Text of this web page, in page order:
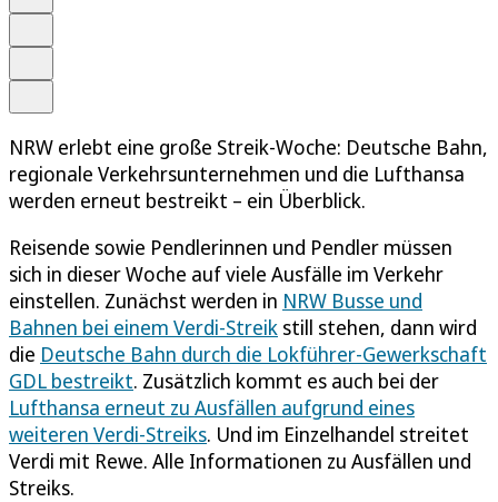
NRW erlebt eine große Streik-Woche: Deutsche Bahn,
regionale Verkehrsunternehmen und die Lufthansa
werden erneut bestreikt – ein Überblick.
Reisende sowie Pendlerinnen und Pendler müssen
sich in dieser Woche auf viele Ausfälle im Verkehr
einstellen. Zunächst werden in NRW Busse und
Bahnen bei einem Verdi-Streik still stehen, dann wird
die Deutsche Bahn durch die Lokführer-Gewerkschaft
GDL bestreikt. Zusätzlich kommt es auch bei der
Lufthansa erneut zu Ausfällen aufgrund eines
weiteren Verdi-Streiks. Und im Einzelhandel streitet
Verdi mit Rewe. Alle Informationen zu Ausfällen und
Streiks.